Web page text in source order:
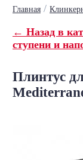
Главная/
← Назад в
ступени и
Плинтус